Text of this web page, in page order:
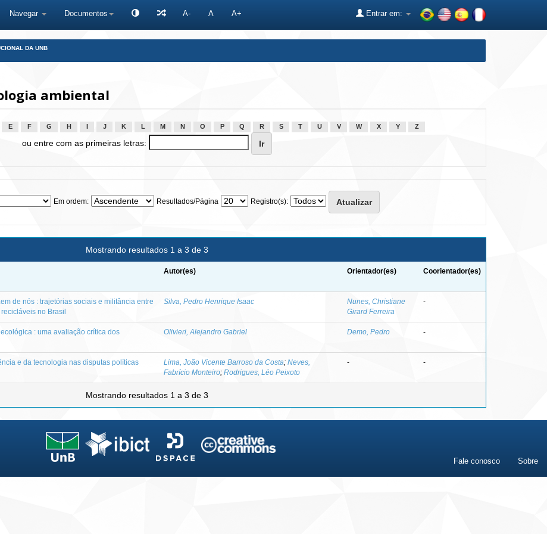
Navegar Documentos A- A A+ Entrar em:
DA UNB
ambiental
E F G H J K L M N O P Q R S T U V W X Y Z
ou entre com as primeiras letras:
Em ordem: Resultados/Página Registro(s):
Mostrando resultados 1 a 3 de 3
Autor(es) Orientador(es) Coorientador(es)
de nós : trajetórias sociais e militância entre
no Brasil
Silva, Pedro Henrique Isaac
Nunes, Christiane
Girard Ferreira
-
: uma avaliação crítica dos
Olivieri, Alejandro Gabriel Demo, Pedro -
e da tecnologia nas disputas políticas
Lima, João Vicente Barroso da Costa; Neves,
Fabrício Monteiro; Rodrigues, Léo Peixoto
- -
Mostrando resultados 1 a 3 de 3
Fale conosco Sobre